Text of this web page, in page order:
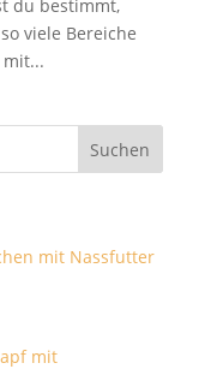
du bestimmt,
viele Bereiche
mit Nassfutter
mit